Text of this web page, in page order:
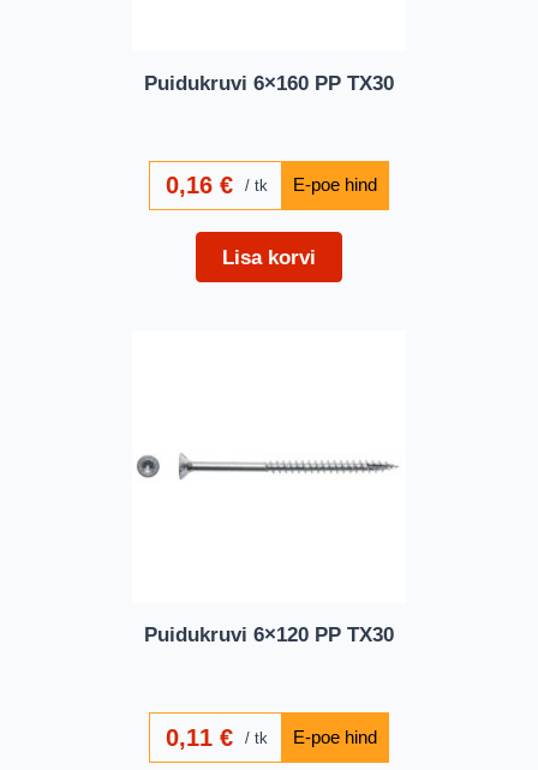
Puidukruvi 6×160 PP TX30
0,16€ tk
Lisa korvi
Puidukruvi 6×120 PP TX30
0,11€ tk